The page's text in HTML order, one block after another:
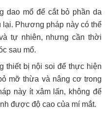
dao mổ để cắt bỏ phần da
lại. Phương pháp này có thể
tự nhiên, nhưng cần thời
sau mổ.
thiết bị nội soi để thực hiện
mỡ thừa và nâng cơ trong
này ít xâm lấn, không để
được độ cao của mí mắt.